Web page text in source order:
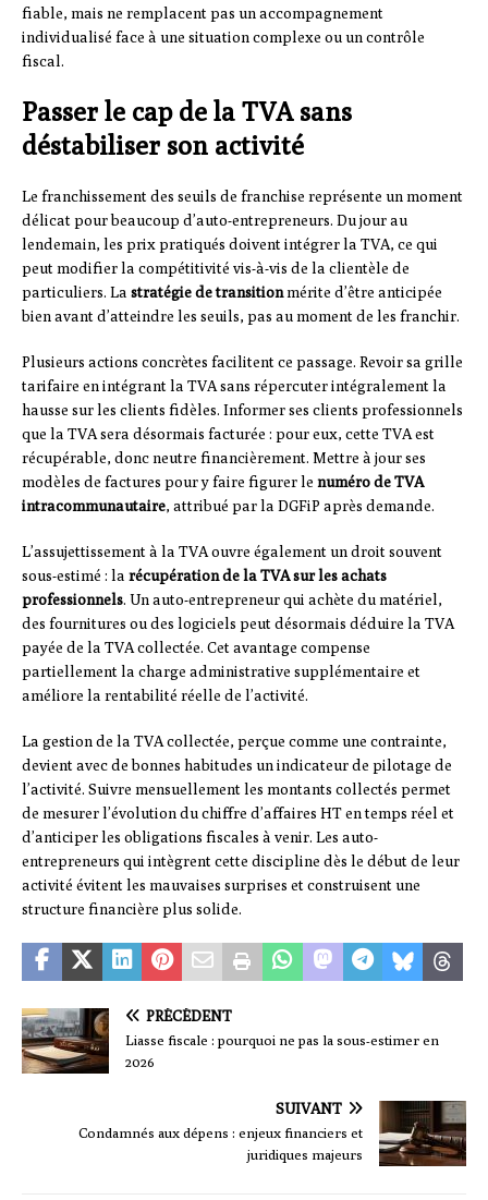
fiable, mais ne remplacent pas un accompagnement
individualisé face à une situation complexe ou un contrôle
fiscal.
Passer le cap de la TVA sans
déstabiliser son activité
Le franchissement des seuils de franchise représente un moment
délicat pour beaucoup d’auto-entrepreneurs. Du jour au
lendemain, les prix pratiqués doivent intégrer la TVA, ce qui
peut modifier la compétitivité vis-à-vis de la clientèle de
particuliers. La stratégie de transitionmérite d’être anticipée
bien avant d’atteindre les seuils, pas au moment de les franchir.
Plusieurs actions concrètes facilitent ce passage. Revoir sa grille
tarifaire en intégrant la TVA sans répercuter intégralement la
hausse sur les clients fidèles. Informer ses clients professionnels
que la TVA sera désormais facturée : pour eux, cette TVA est
récupérable, donc neutre financièrement. Mettre à jour ses
modèles de factures pour y faire figurer le numéro de TVA
intracommunautaire, attribué par la DGFiP après demande.
L’assujettissement à la TVA ouvre également un droit souvent
sous-estimé : la récupération de la TVA sur les achats
professionnels. Un auto-entrepreneur qui achète du matériel,
des fournitures ou des logiciels peut désormais déduire la TVA
payée de la TVA collectée. Cet avantage compense
partiellement la charge administrative supplémentaire et
améliore la rentabilité réelle de l’activité.
La gestion de la TVA collectée, perçue comme une contrainte,
devient avec de bonnes habitudes un indicateur de pilotage de
l’activité. Suivre mensuellement les montants collectés permet
de mesurer l’évolution du chiffre d’affaires HT en temps réel et
d’anticiper les obligations fiscales à venir. Les auto-
entrepreneurs qui intègrent cette discipline dès le début de leur
activité évitent les mauvaises surprises et construisent une
structure financière plus solide.
PRÉCÉDENT
Liasse fiscale : pourquoi ne pas la sous-estimer en
2026
SUIVANT
Condamnés aux dépens : enjeux financiers et
juridiques majeurs